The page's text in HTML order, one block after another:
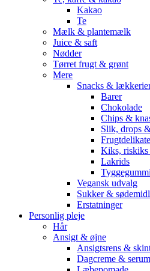
Kakao
Te
Mælk & plantemælk
Juice & saft
Nødder
Tørret frugt & grønt
Mere
Snacks &
Barer
Chokolade
Chips &
Slik, drops
Kiks, riskiks
Lakrids
Tyggegummi
Vegansk udvalg
Sukker &
Erstatninger
Personlig pleje
Hår
Ansigt & øjne
Ansigtsrens &
Dagcreme & serum